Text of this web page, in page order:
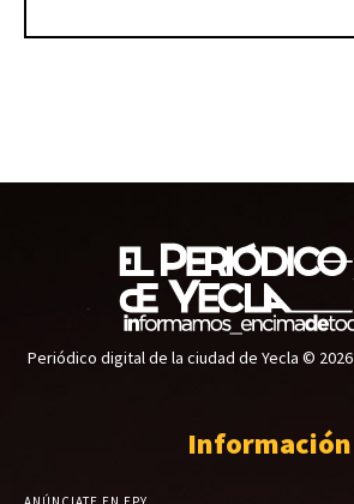
Periódico digital de la ciudad de Yecla © 2026
Información